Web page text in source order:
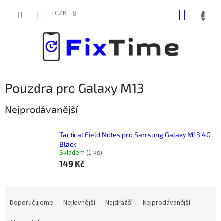
CZK
Pouzdra pro Galaxy M13
Nejprodávanější
Tactical Field Notes pro Samsung Galaxy M13 4G
Black
Skladem (1 ks)
149 Kč
Doporučujeme Nejlevnější Nejdražší
Nejprodávanější